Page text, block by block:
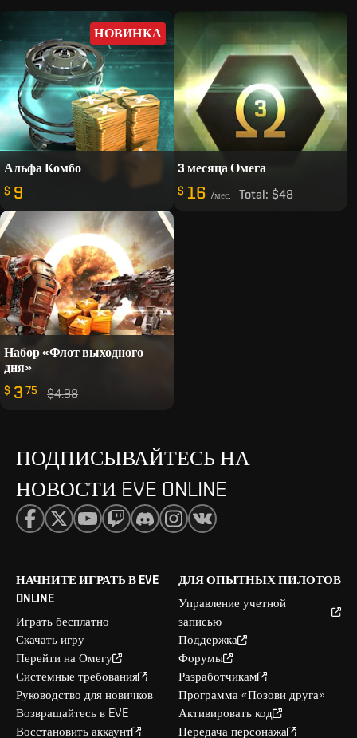
НОВИНКА
Альфа Комбо
$ 9
3 месяца Омега
$ 16 /мес. Total: $48
Набор «Флот выходного
дня»
$ 3 75 $4.98
ПОДПИСЫВАЙТЕСЬ НА
НОВОСТИ EVE ONLINE
НАЧНИТЕ ИГРАТЬ В EVE
ONLINE
Играть бесплатно
Скачать игру
Перейти на Омегу
Системные требования
Руководство для новичков
Возвращайтесь в EVE
Восстановить аккаунт
ДЛЯ ОПЫТНЫХ ПИЛОТОВ
Управление учетной
записью
Поддержка
Форумы
Разработчикам
Программа «Позови друга»
Активировать код
Передача персонажа